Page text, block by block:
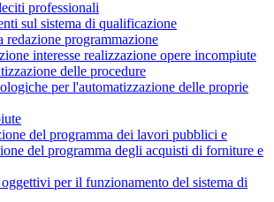
professionali
sul sistema di qualificazione
redazione programmazione
interesse realizzazione opere incompiute
delle procedure
per l'automatizzazione delle proprie
del programma dei lavori pubblici e
del programma degli acquisti di forniture e
per il funzionamento del sistema di